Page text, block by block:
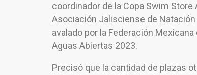
coordinador de la Copa Swim
Asociación Jalisciense de
avalado por la Federación
Aguas Abiertas 2023.
Precisó que la cantidad de plazas